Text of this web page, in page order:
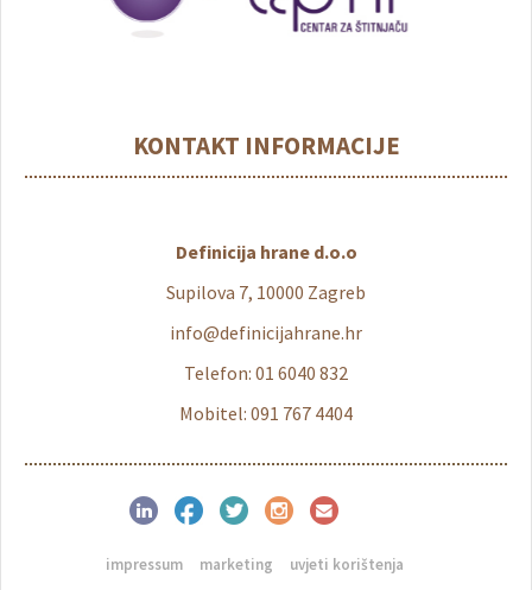
KONTAKT INFORMACIJE
Definicija hrane d.o.o
Supilova 7, 10000 Zagreb
info@definicijahrane.hr
Telefon: 01 6040 832
Mobitel: 091 767 4404
impressum marketing uvjeti korištenja